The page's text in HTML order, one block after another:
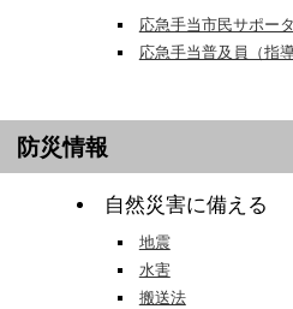
応急手当市民サポー
応急手当普及員（指導
防災情報
自然災害に備える
地震
水害
搬送法